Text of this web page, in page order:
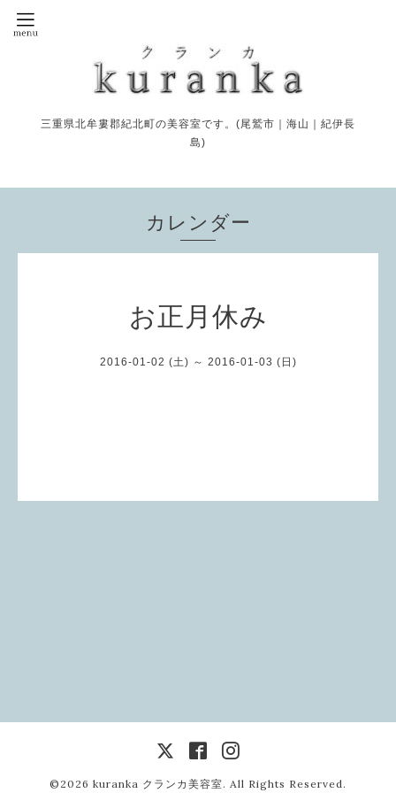
三重県北牟婁郡紀北町の美容室です。(尾鷲市｜海山｜紀伊長
島)
カレンダー
お正月休み
2016-01-02 (土) ～ 2016-01-03 (日)
©2026 kuranka クランカ美容室. All Rights Reserved.